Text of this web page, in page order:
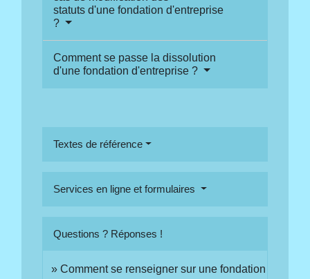
statuts d'une fondation d'entreprise
?
Comment se passe la dissolution
d'une fondation d'entreprise ?
Textes de référence
Services en ligne et formulaires
Questions ? Réponses !
Comment se renseigner sur une fondation